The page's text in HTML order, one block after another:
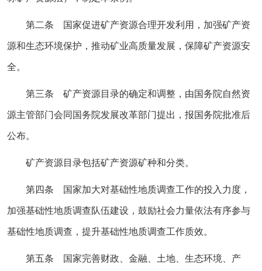
第二条 国家促进矿产资源合理开发利用，加强矿产资
源和生态环境保护，推动矿业高质量发展，保障矿产资源安
全。
第三条 矿产资源目录的确定和调整，由国务院自然资
源主管部门会同国务院发展改革部门提出，报国务院批准后
公布。
矿产资源目录包括矿产资源矿种和分类。
第四条 国家加大对基础性地质调查工作的投入力度，
加强基础性地质调查队伍建设，鼓励社会力量依法有序参与
基础性地质调查，提升基础性地质调查工作质效。
第五条 国家完善财政、金融、土地、生态环境、产